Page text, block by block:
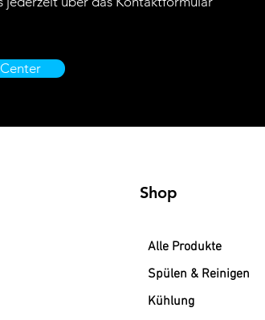
Shop
Alle Produkte
Spülen & Reinigen
Kühlung